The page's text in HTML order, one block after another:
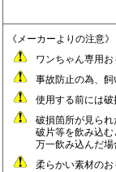
《メーカーよりの注意》
ワンちゃん専用
事故防止の為、
使用する前には
破損箇所が見ら
破片等を飲み込
万一飲み込んだ
柔らかい素材の